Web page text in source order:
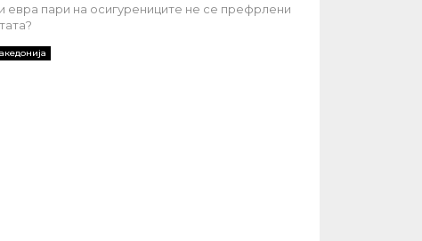
пари на осигурениците не се префрлени